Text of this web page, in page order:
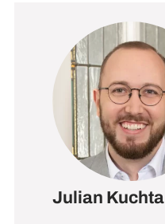
Julian Kuchta